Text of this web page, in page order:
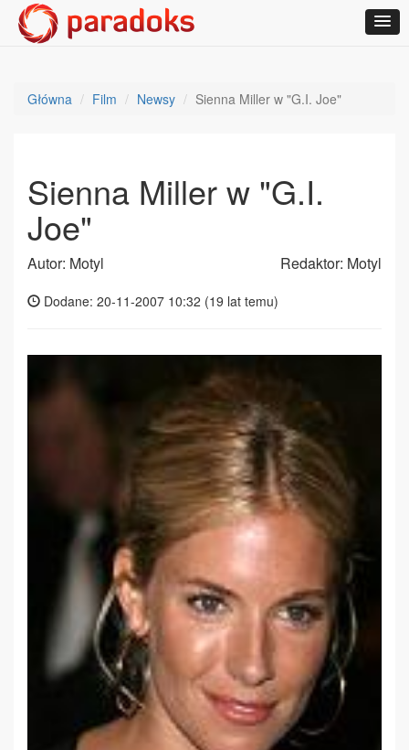
Główna Film Newsy Sienna Miller w "G.I. Joe"
Sienna Miller w "G.I.
Joe"
Autor: Motyl Redaktor: Motyl
Dodane: 20-11-2007 10:32 (19 lat temu)